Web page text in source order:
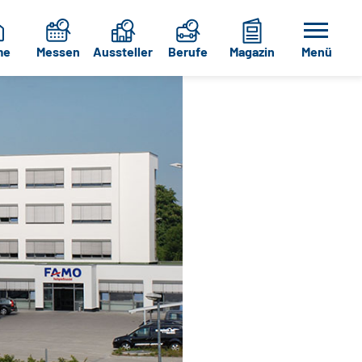
Messen Aussteller Berufe Magazin Menü